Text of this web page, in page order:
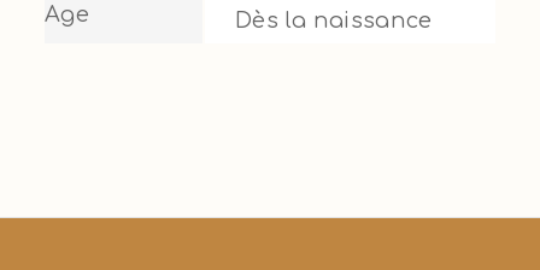
Age Dès la naissance